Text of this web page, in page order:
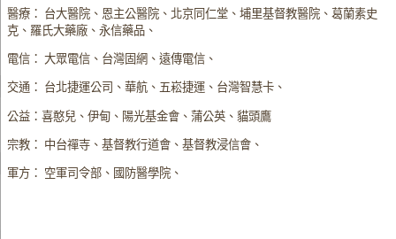
醫療： 台大醫院、恩主公醫院、北京同仁堂、埔里基督教醫院、葛蘭素史
克、羅氏大藥廠、永信藥品、
電信： 大眾電信、台灣固網、遠傳電信、
交通： 台北捷運公司、華航、五崧捷運、台灣智慧卡、
公益：喜憨兒、伊甸、陽光基金會、蒲公英、貓頭鷹
宗教： 中台禪寺、基督教行道會、基督教浸信會、
軍方： 空軍司令部、國防醫學院、